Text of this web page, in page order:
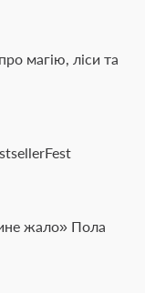
магію, ліси та
жало» Пола